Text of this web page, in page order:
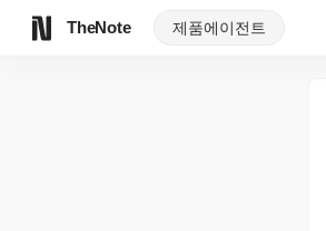
TheNote 제품에이전트